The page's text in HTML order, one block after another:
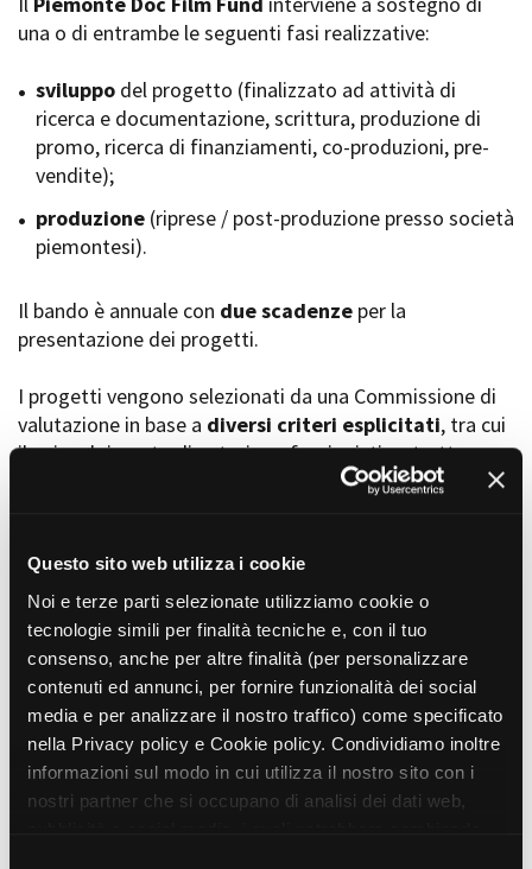
Questo sito web utilizza i cookie
Noi e terze parti selezionate utilizziamo cookie o
tecnologie simili per finalità tecniche e, con il tuo
consenso, anche per altre finalità (per personalizzare
contenuti ed annunci, per fornire funzionalità dei social
media e per analizzare il nostro traffico) come specificato
nella Privacy policy e Cookie policy. Condividiamo inoltre
informazioni sul modo in cui utilizza il nostro sito con i
nostri partner che si occupano di analisi dei dati web,
Beginners
LOCATION GUIDE
FILM DATABASE
BOOK DATABASE
NEWS
CASTING
profilo
Newsletter
Lavora con noi
Stage - Tirocini - Scuola e
Lavoro
per affidamento lavori in
economia
Amministrazione trasparente
Bandi e gare
Whistleblowing
una o di entrambe le seguenti fasi realizzative:
sviluppo del progetto (finalizzato ad attività di
ricerca e documentazione, scrittura, produzione di
promo, ricerca di finanziamenti, co-produzioni, pre-
vendite);
produzione (riprese / post-produzione presso società
piemontesi).
Il bando è annuale con due scadenze per la
presentazione dei progetti.
I progetti vengono selezionati da una Commissione di
valutazione in base a diversi criteri esplicitati, tra cui
il coinvolgimento di autori, professionisti e strutture
torinesi e piemontesi, i co-finanziamenti e l’effettiva
diffusione attraverso molteplici canali (proiezioni in sala,
canali televisivi, homevideo, piattaforme web...).
Progetti in progress
Vedi 105 progetti in progress